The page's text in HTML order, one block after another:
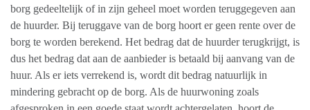
borg gedeeltelijk of in zijn geheel moet worden teruggegeven aan
de huurder. Bij teruggave van de borg hoort er geen rente over de
borg te worden berekend. Het bedrag dat de huurder terugkrijgt, is
dus het bedrag dat aan de aanbieder is betaald bij aanvang van de
huur. Als er iets verrekend is, wordt dit bedrag natuurlijk in
mindering gebracht op de borg. Als de huurwoning zoals